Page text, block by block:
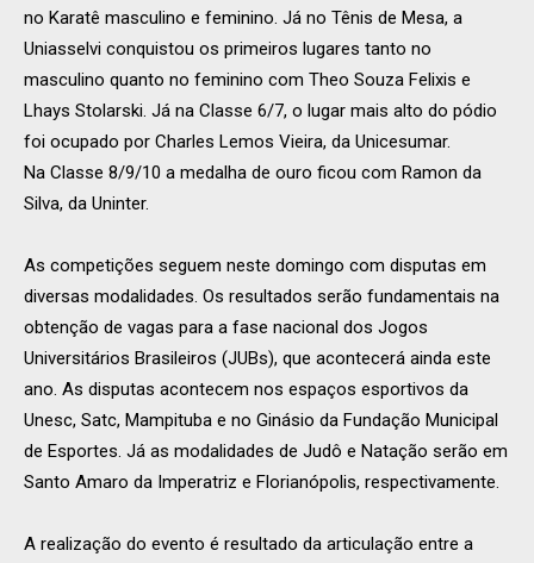
no Karatê masculino e feminino. Já no Tênis de Mesa, a
Uniasselvi conquistou os primeiros lugares tanto no
masculino quanto no feminino com Theo Souza Felixis e
Lhays Stolarski. Já na Classe 6/7, o lugar mais alto do pódio
foi ocupado por Charles Lemos Vieira, da Unicesumar.
Na Classe 8/9/10 a medalha de ouro ficou com Ramon da
Silva, da Uninter.
As competições seguem neste domingo com disputas em
diversas modalidades. Os resultados serão fundamentais na
obtenção de vagas para a fase nacional dos Jogos
Universitários Brasileiros (JUBs), que acontecerá ainda este
ano. As disputas acontecem nos espaços esportivos da
Unesc, Satc, Mampituba e no Ginásio da Fundação Municipal
de Esportes. Já as modalidades de Judô e Natação serão em
Santo Amaro da Imperatriz e Florianópolis, respectivamente.
A realização do evento é resultado da articulação entre a